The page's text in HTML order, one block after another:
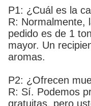
P1: ¿Cuál es la
R: Normalmente,
pedido es de 1
mayor. Un
aromas.
P2: ¿Ofrecen
R: Sí. Podemos
gratuitas, pero